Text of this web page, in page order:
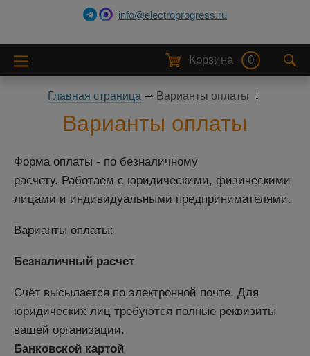
info@electroprogress.ru
Корзина 0
Главная страница Варианты оплаты
Варианты оплаты
Форма оплаты - по безналичному
расчету. Работаем с юридическими, физическими
лицами и индивидуальными предпринимателями.
Варианты оплаты:
Безналичный расчет
Счёт высылается по электронной почте. Для
юридических лиц требуются полные реквизиты
вашей организации.
Банковской картой